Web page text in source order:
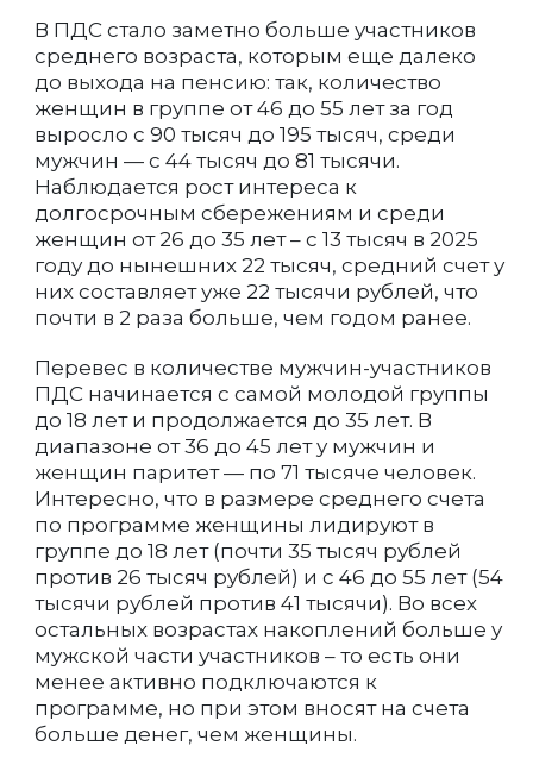
В ПДС стало заметно больше участников
среднего возраста, которым еще далеко
до выхода на пенсию: так, количество
женщин в группе от 46 до 55 лет за год
выросло с 90 тысяч до 195 тысяч, среди
мужчин — с 44 тысяч до 81 тысячи.
Наблюдается рост интереса к
долгосрочным сбережениям и среди
женщин от 26 до 35 лет – с 13 тысяч в 2025
году до нынешних 22 тысяч, средний счет у
них составляет уже 22 тысячи рублей, что
почти в 2 раза больше, чем годом ранее.
Перевес в количестве мужчин-участников
ПДС начинается с самой молодой группы
до 18 лет и продолжается до 35 лет. В
диапазоне от 36 до 45 лет у мужчин и
женщин паритет — по 71 тысяче человек.
Интересно, что в размере среднего счета
по программе женщины лидируют в
группе до 18 лет (почти 35 тысяч рублей
против 26 тысяч рублей) и с 46 до 55 лет (54
тысячи рублей против 41 тысячи). Во всех
остальных возрастах накоплений больше у
мужской части участников – то есть они
менее активно подключаются к
программе, но при этом вносят на счета
больше денег, чем женщины.